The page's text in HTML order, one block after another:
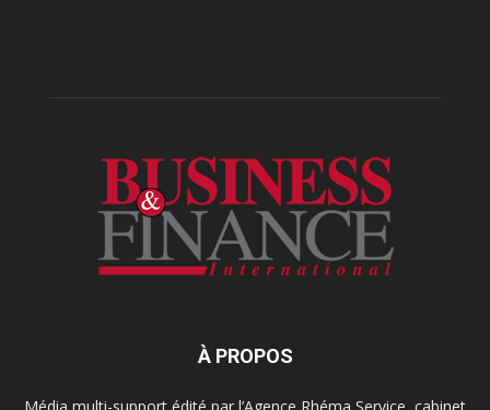
À PROPOS